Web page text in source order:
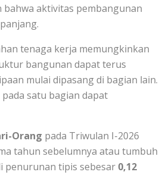
aktivitas pembangunan
tenaga kerja memungkinkan
bangunan dapat terus
mulai dipasang di bagian lain.
satu bagian dapat
Orang pada Triwulan I-2026
tahun sebelumnya atau tumbuh
penurunan tipis sebesar 0,12